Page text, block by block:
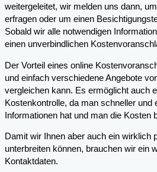
weitergeleitet, wir melden uns dann,
erfragen oder um einen
Sobald wir alle notwendigen
einen unverbindlichen
Der Vorteil eines online
und einfach verschiedene Angebote
vergleichen kann. Es ermöglicht auch
Kostenkontrolle, da man schneller und
Informationen hat und man die Kosten
Damit wir Ihnen aber auch ein wirklich
unterbreiten können, brauchen wir ein
Kontaktdaten.